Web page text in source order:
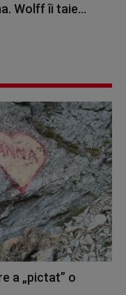
Wolff îi taie...
a „pictat” o